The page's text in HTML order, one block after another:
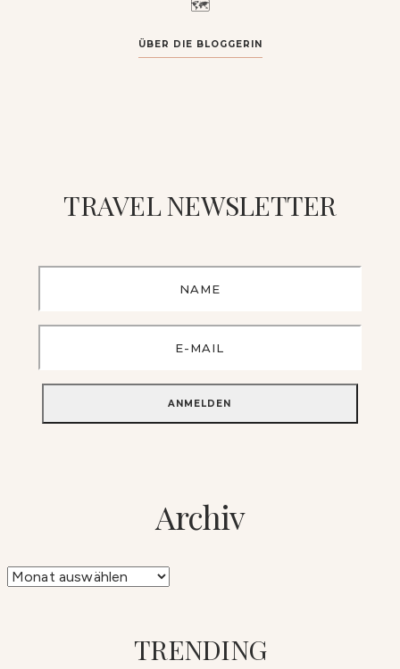
🗺️
ÜBER DIE BLOGGERIN
TRAVEL NEWSLETTER
Archiv
Archiv
TRENDING